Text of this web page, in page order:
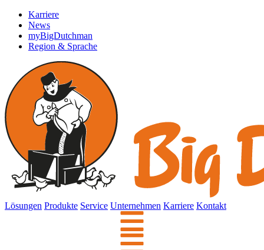
Karriere
News
myBigDutchman
Region & Sprache
Lösungen Produkte Service Unternehmen Karriere Kontakt